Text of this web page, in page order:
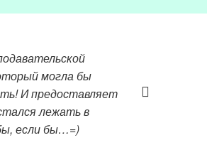
могла бы
И предоставляет
лежать в
если бы…=)